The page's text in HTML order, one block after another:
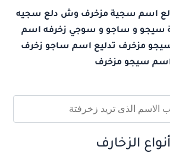
اسم سجية مزخرف وش دلع سجيه
سيجو و ساجو و سوجي زخرفه اسم
مزخرف تدليع اسم ساجو زخرف
سيجو مزخرف
أنواع الزخارف